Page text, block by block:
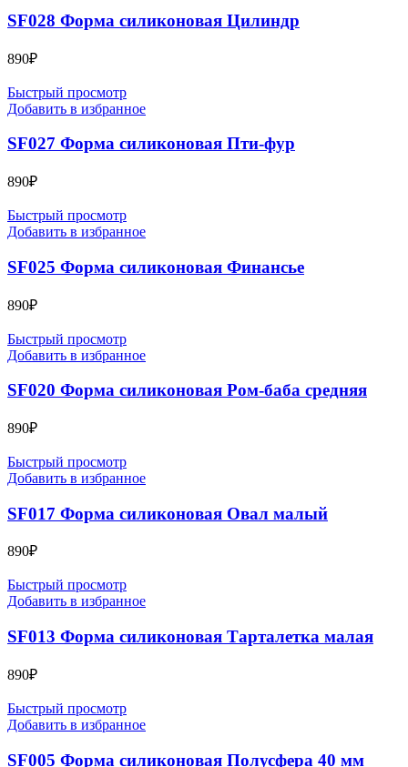
SF028 Форма силиконовая Цилиндр
890₽
Быстрый просмотр
Добавить в избранное
SF027 Форма силиконовая Пти-фур
890₽
Быстрый просмотр
Добавить в избранное
SF025 Форма силиконовая Финансье
890₽
Быстрый просмотр
Добавить в избранное
SF020 Форма силиконовая Ром-баба средняя
890₽
Быстрый просмотр
Добавить в избранное
SF017 Форма силиконовая Овал малый
890₽
Быстрый просмотр
Добавить в избранное
SF013 Форма силиконовая Тарталетка малая
890₽
Быстрый просмотр
Добавить в избранное
SF005 Форма силиконовая Полусфера 40 мм